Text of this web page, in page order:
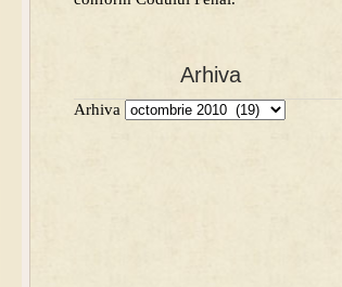
Arhiva
Arhiva